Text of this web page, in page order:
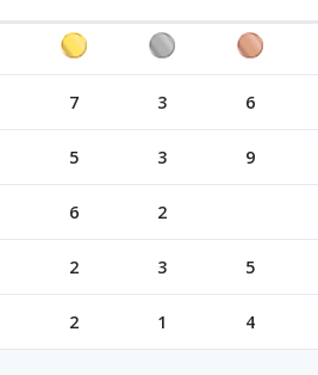
7 3 6
5 3 9
6 2
2 3 5
2 1 4